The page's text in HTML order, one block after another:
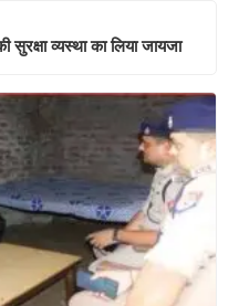
व्यस्था का लिया जायजा